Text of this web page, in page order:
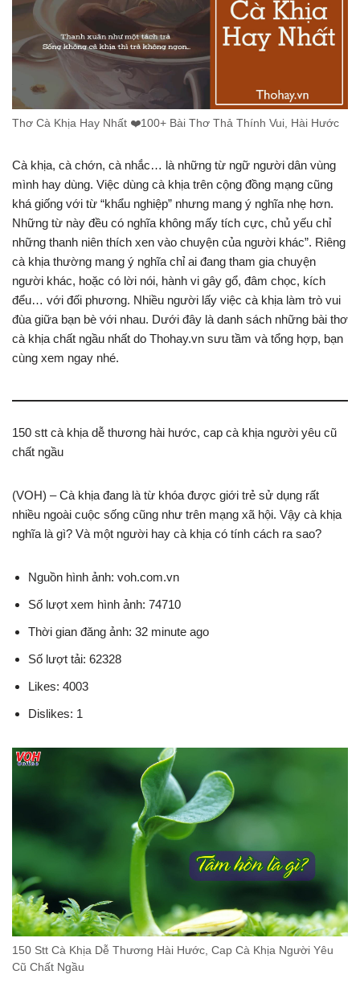
Thơ Cà Khịa Hay Nhất ❤️️100+ Bài Thơ Thả Thính Vui, Hài Hước
Cà khịa, cà chớn, cà nhắc… là những từ ngữ người dân vùng
mình hay dùng. Việc dùng cà khịa trên cộng đồng mạng cũng
khá giống với từ “khẩu nghiệp” nhưng mang ý nghĩa nhẹ hơn.
Những từ này đều có nghĩa không mấy tích cực, chủ yếu chỉ
những thanh niên thích xen vào chuyện của người khác”. Riêng
cà khịa thường mang ý nghĩa chỉ ai đang tham gia chuyện
người khác, hoặc có lời nói, hành vi gây gổ, đâm chọc, kích
đểu… với đối phương. Nhiều người lấy việc cà khịa làm trò vui
đùa giữa bạn bè với nhau. Dưới đây là danh sách những bài thơ
cà khịa chất ngầu nhất do Thohay.vn sưu tầm và tổng hợp, bạn
cùng xem ngay nhé.
150 stt cà khịa dễ thương hài hước, cap cà khịa người yêu cũ
chất ngầu
(VOH) – Cà khịa đang là từ khóa được giới trẻ sử dụng rất
nhiều ngoài cuộc sống cũng như trên mạng xã hội. Vậy cà khịa
nghĩa là gì? Và một người hay cà khịa có tính cách ra sao?
Nguồn hình ảnh: voh.com.vn
Số lượt xem hình ảnh: 74710
Thời gian đăng ảnh: 32 minute ago
Số lượt tải: 62328
Likes: 4003
Dislikes: 1
150 Stt Cà Khịa Dễ Thương Hài Hước, Cap Cà Khịa Người Yêu
Cũ Chất Ngầu